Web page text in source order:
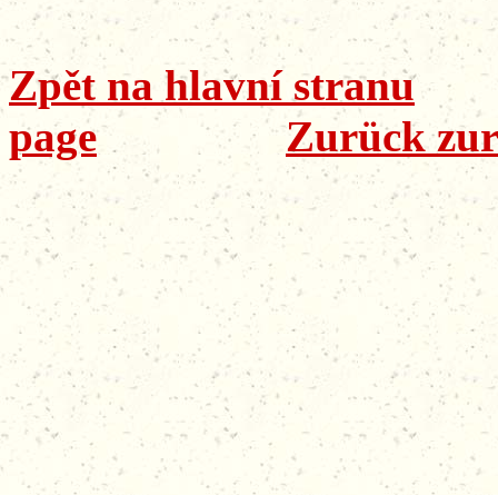
Zpět na hlavní stranu
page
Zurück